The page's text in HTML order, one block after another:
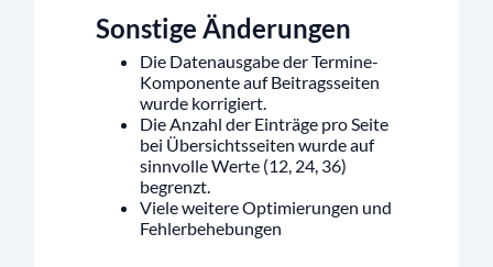
Sonstige Änderungen
Die Datenausgabe der Termine-
Komponente auf Beitragsseiten
wurde korrigiert.
Die Anzahl der Einträge pro Seite
bei Übersichtsseiten wurde auf
sinnvolle Werte (12, 24, 36)
begrenzt.
Viele weitere Optimierungen und
Fehlerbehebungen